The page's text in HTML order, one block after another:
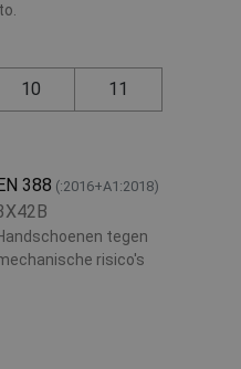
10 11
388 (:2016+A1:2018)
tegen
risico's